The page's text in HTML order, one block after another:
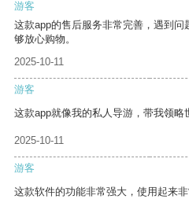
游客
这款app的售后服务非常完善，遇到
够放心购物。
2025-10-11
游客
这款app就像我的私人导游，带我领略
2025-10-11
游客
这款软件的功能非常强大，使用起来非